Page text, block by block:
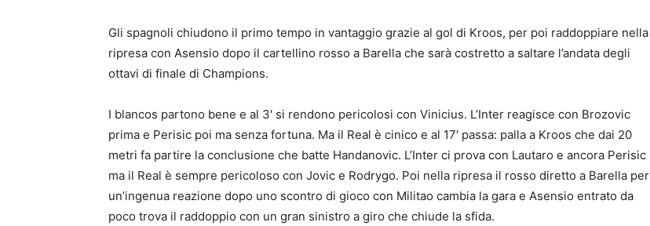
Gli spagnoli chiudono il primo tempo in vantaggio grazie al gol di Kroos, per poi raddoppiare nella
ripresa con Asensio dopo il cartellino rosso a Barella che sarà costretto a saltare l’andata degli
ottavi di finale di Champions.
I blancos partono bene e al 3′ si rendono pericolosi con Vinicius. L’Inter reagisce con Brozovic
prima e Perisic poi ma senza fortuna. Ma il Real è cinico e al 17′ passa: palla a Kroos che dai 20
metri fa partire la conclusione che batte Handanovic. L’Inter ci prova con Lautaro e ancora Perisic
ma il Real è sempre pericoloso con Jovic e Rodrygo. Poi nella ripresa il rosso diretto a Barella per
un’ingenua reazione dopo uno scontro di gioco con Militao cambia la gara e Asensio entrato da
poco trova il raddoppio con un gran sinistro a giro che chiude la sfida.